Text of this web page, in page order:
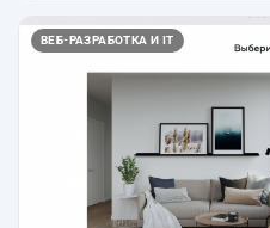
ВЕБ-РАЗРАБОТКА И IT